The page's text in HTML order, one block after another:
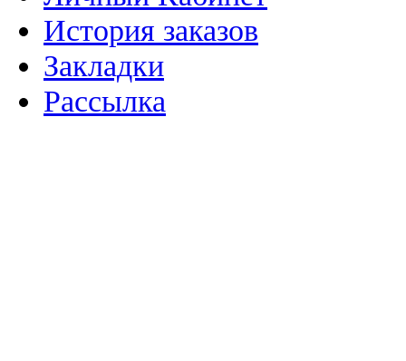
История заказов
Закладки
Рассылка